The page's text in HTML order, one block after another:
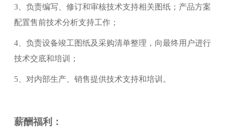
3、负责编写、修订和审核技术支持相关图纸；产品方案
配置售前技术分析支持工作；
4、负责设备竣工图纸及采购清单整理，向最终用户进行
技术交底和培训；
5、对内部生产、销售提供技术支持和培训。
薪酬福利：